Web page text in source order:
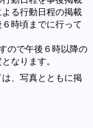
る行動日程の掲載
時頃までに行って
ので午後６時以降の
なります。
、写真とともに掲